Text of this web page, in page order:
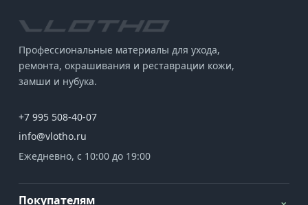
Профессиональные материалы для ухода,
ремонта, окрашивания и реставрации кожи,
замши и нубука.
+7 995 508-40-07
info@vlotho.ru
Ежедневно, с 10:00 до 19:00
Покупателям
⌄